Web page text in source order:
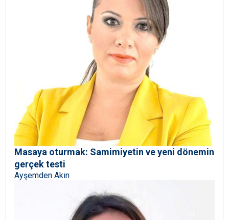
Masaya oturmak: Samimiyetin ve yeni dönemin
gerçek testi
Ayşemden Akın